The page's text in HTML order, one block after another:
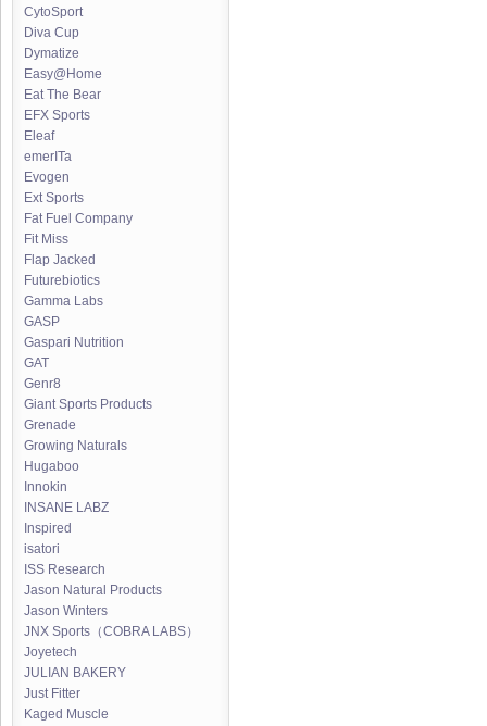
CytoSport
Diva Cup
Dymatize
Easy@Home
Eat The Bear
EFX Sports
Eleaf
emerITa
Evogen
Ext Sports
Fat Fuel Company
Fit Miss
Flap Jacked
Futurebiotics
Gamma Labs
GASP
Gaspari Nutrition
GAT
Genr8
Giant Sports Products
Grenade
Growing Naturals
Hugaboo
Innokin
INSANE LABZ
Inspired
isatori
ISS Research
Jason Natural Products
Jason Winters
JNX Sports（COBRA LABS）
Joyetech
JULIAN BAKERY
Just Fitter
Kaged Muscle